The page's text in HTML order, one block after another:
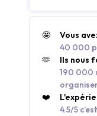
🤩
Vous
40 000
🫶
Ils nous
190 000
❤️
4.5/5